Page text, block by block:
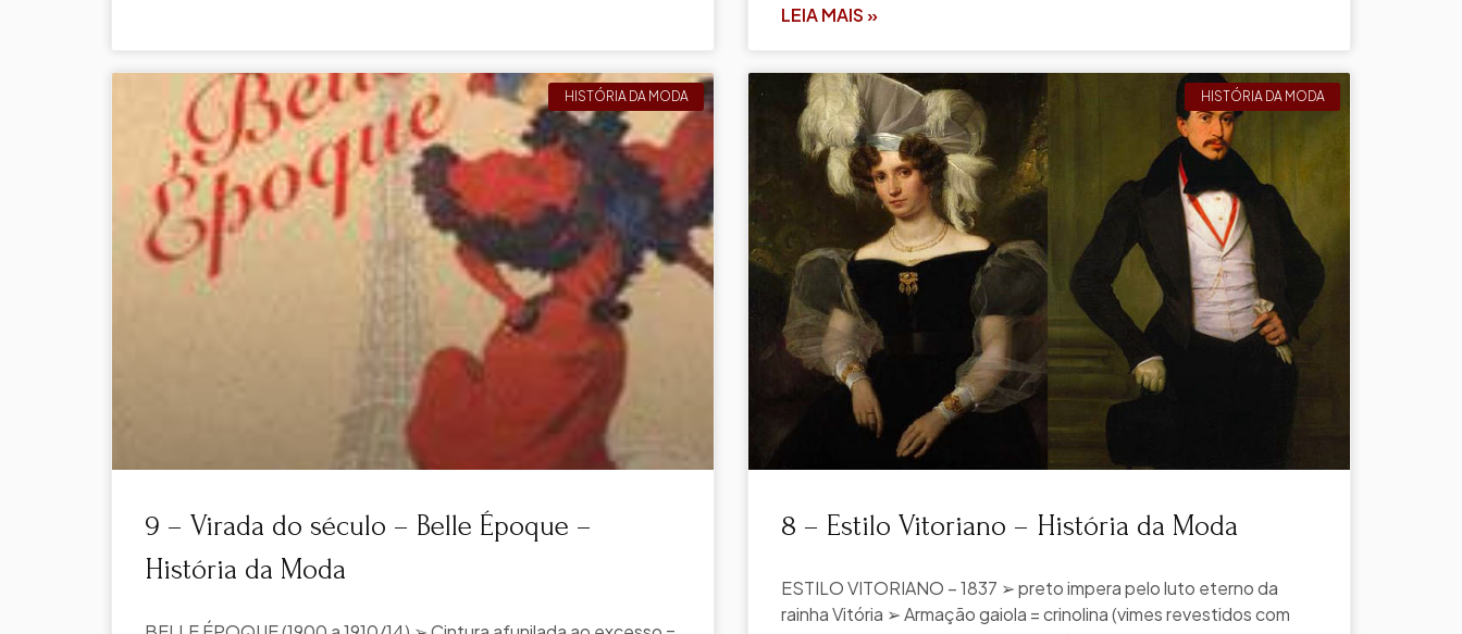
LEIA MAIS »
HISTÓRIA DA MODA
9 – Virada do século – Belle Époque –
História da Moda
HISTÓRIA DA MODA
8 – Estilo Vitoriano – História da Moda
ESTILO VITORIANO – 1837 ➢ preto impera pelo luto eterno da
rainha Vitória ➢ Armação gaiola = crinolina (vimes revestidos com